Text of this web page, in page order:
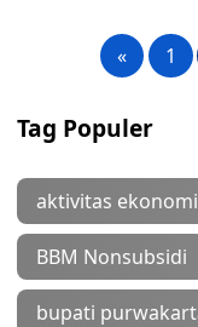
« 1
Tag Populer
aktivitas ekonomi
BBM Nonsubsidi
bupati